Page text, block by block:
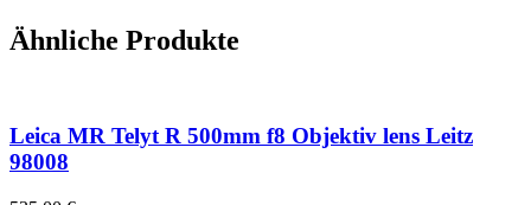
Ähnliche Produkte
Leica MR Telyt R 500mm f8 Objektiv lens Leitz
98008